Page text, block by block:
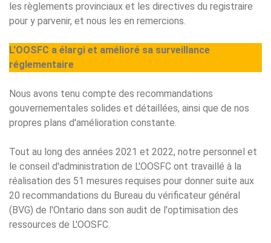
les règlements provinciaux et les directives du registraire
pour y parvenir, et nous les en remercions.
L'OOSFC a élargi et amélioré sa surveillance
réglementaire
Nous avons tenu compte des recommandations
gouvernementales solides et détaillées, ainsi que de nos
propres plans d'amélioration constante.
Tout au long des années 2021 et 2022, notre personnel et
le conseil d'administration de L'OOSFC ont travaillé à la
réalisation des 51 mesures requises pour donner suite aux
20 recommandations du Bureau du vérificateur général
(BVG) de l'Ontario dans son audit de l'optimisation des
ressources de L'OOSFC.